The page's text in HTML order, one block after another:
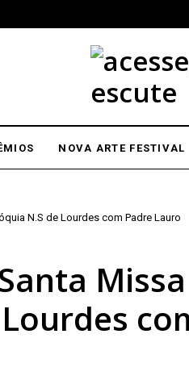
NOVA ARTE FESTIVAL
N.S de Lourdes com Padre Lauro